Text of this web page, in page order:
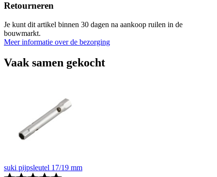
Retourneren
Je kunt dit artikel binnen 30 dagen na aankoop ruilen in de
bouwmarkt.
Meer informatie over de bezorging
Vaak samen gekocht
suki pijpsleutel 17/19 mm